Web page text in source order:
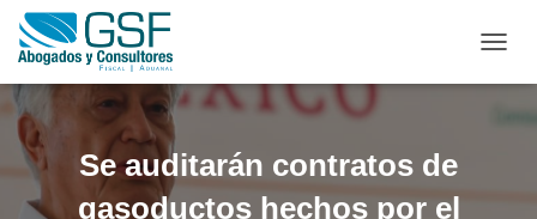
A
Se auditarán contratos de
gasoductos hechos por el